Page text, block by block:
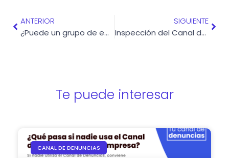
ANTERIOR
¿Puede un grupo de empresas tener un único Canal de Denuncias?
SIGUIENTE
Inspección del Canal de Denuncias
Te puede interesar
CANAL DE DENUNCIAS